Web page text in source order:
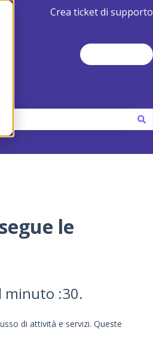
Crea ticket di supporto
le
minuto :30.
di attività e servizi. Queste